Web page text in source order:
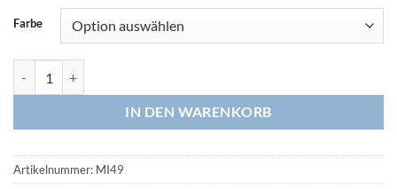
Farbe
IN DEN WARENKORB
Artikelnummer: MI49